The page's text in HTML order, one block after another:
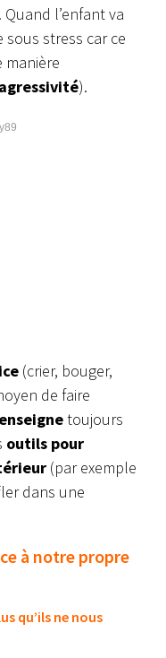
l’enfant va
sous stress car ce
manière
agressivité).
(crier, bouger,
de faire
enseignetoujours
outils pour
(par exemple
dans une
à notre propre
qu’ils ne nous